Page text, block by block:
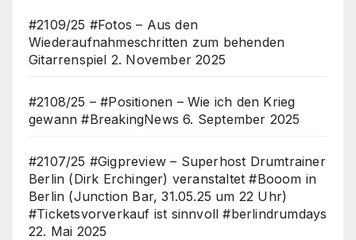
#2109/25 #Fotos – Aus den
Wiederaufnahmeschritten zum behenden
Gitarrenspiel 2. November 2025
#2108/25 – #Positionen – Wie ich den Krieg
gewann #BreakingNews 6. September 2025
#2107/25 #Gigpreview – Superhost Drumtrainer
Berlin (Dirk Erchinger) veranstaltet #Booom in
Berlin (Junction Bar, 31.05.25 um 22 Uhr)
#Ticketsvorverkauf ist sinnvoll #berlindrumdays
22. Mai 2025